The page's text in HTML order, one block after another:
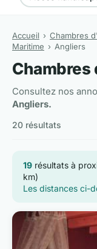
Accueil Chambres
Maritime
Angliers
Consultez nos
Angliers.
20 résultats
19 résultats à
km)
Les distances ci-